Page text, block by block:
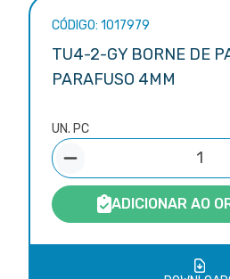
CÓDIGO: 1017979
TU4-2-GY BORNE DE
PARAFUSO 4MM
UN. PC
ADICIONAR AO